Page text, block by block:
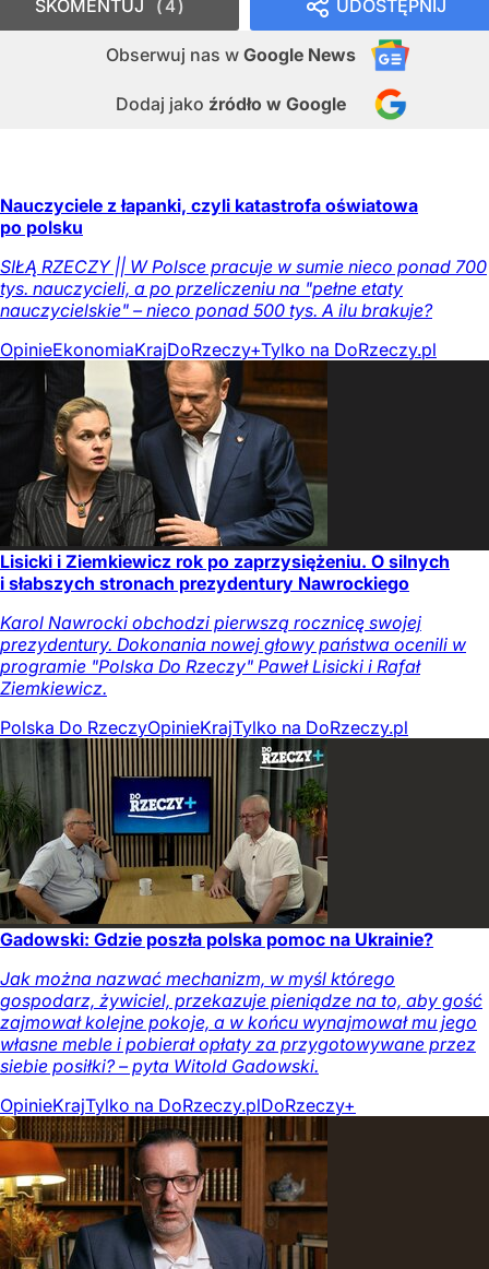
UDOSTĘPNIJ
Obserwuj nas w Google News
Dodaj jako źródło w Google
SKOMENTUJ 4
Nauczyciele z łapanki, czyli katastrofa oświatowa
po polsku
SIŁĄ RZECZY || W Polsce pracuje w sumie nieco ponad 700
tys. nauczycieli, a po przeliczeniu na "pełne etaty
nauczycielskie" – nieco ponad 500 tys. A ilu brakuje?
OpinieEkonomiaKrajDoRzeczy+Tylko na DoRzeczy.pl
Lisicki i Ziemkiewicz rok po zaprzysiężeniu. O silnych
i słabszych stronach prezydentury Nawrockiego
Karol Nawrocki obchodzi pierwszą rocznicę swojej
prezydentury. Dokonania nowej głowy państwa ocenili w
programie "Polska Do Rzeczy" Paweł Lisicki i Rafał
Ziemkiewicz.
Polska Do RzeczyOpinieKrajTylko na DoRzeczy.pl
Gadowski: Gdzie poszła polska pomoc na Ukrainie?
Jak można nazwać mechanizm, w myśl którego
gospodarz, żywiciel, przekazuje pieniądze na to, aby gość
zajmował kolejne pokoje, a w końcu wynajmował mu jego
własne meble i pobierał opłaty za przygotowywane przez
siebie posiłki? – pyta Witold Gadowski.
OpinieKrajTylko na DoRzeczy.plDoRzeczy+